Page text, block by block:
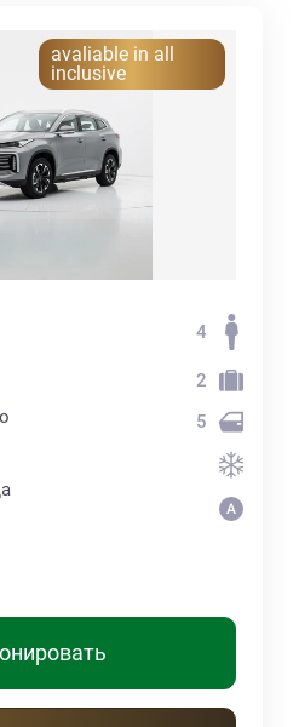
avaliable in all
inclusive
4
2
5